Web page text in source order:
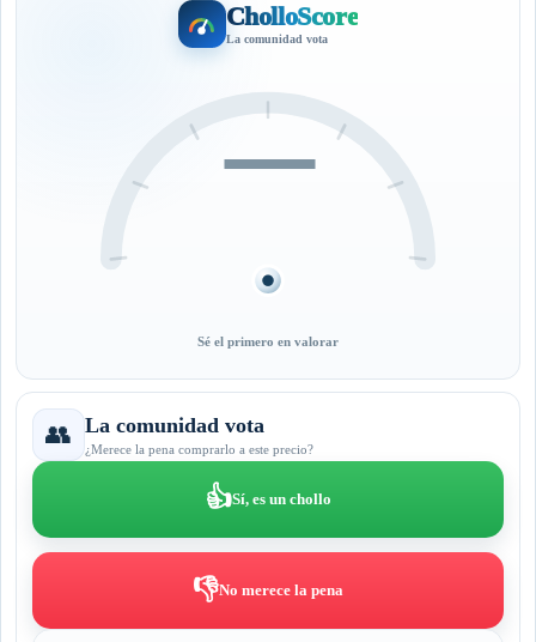
CholloScore
La comunidad vota
—
Sé el primero en valorar
👥 La comunidad vota
¿Merece la pena comprarlo a este precio?
👍Sí, es un chollo
👎No merece la pena